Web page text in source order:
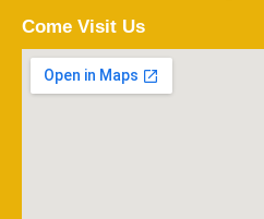
Come Visit Us